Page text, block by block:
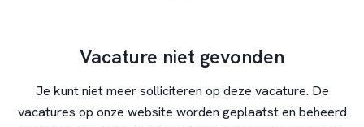
Vacature niet gevonden
Je kunt niet meer solliciteren op deze vacature. De
vacatures op onze website worden geplaatst en beheerd